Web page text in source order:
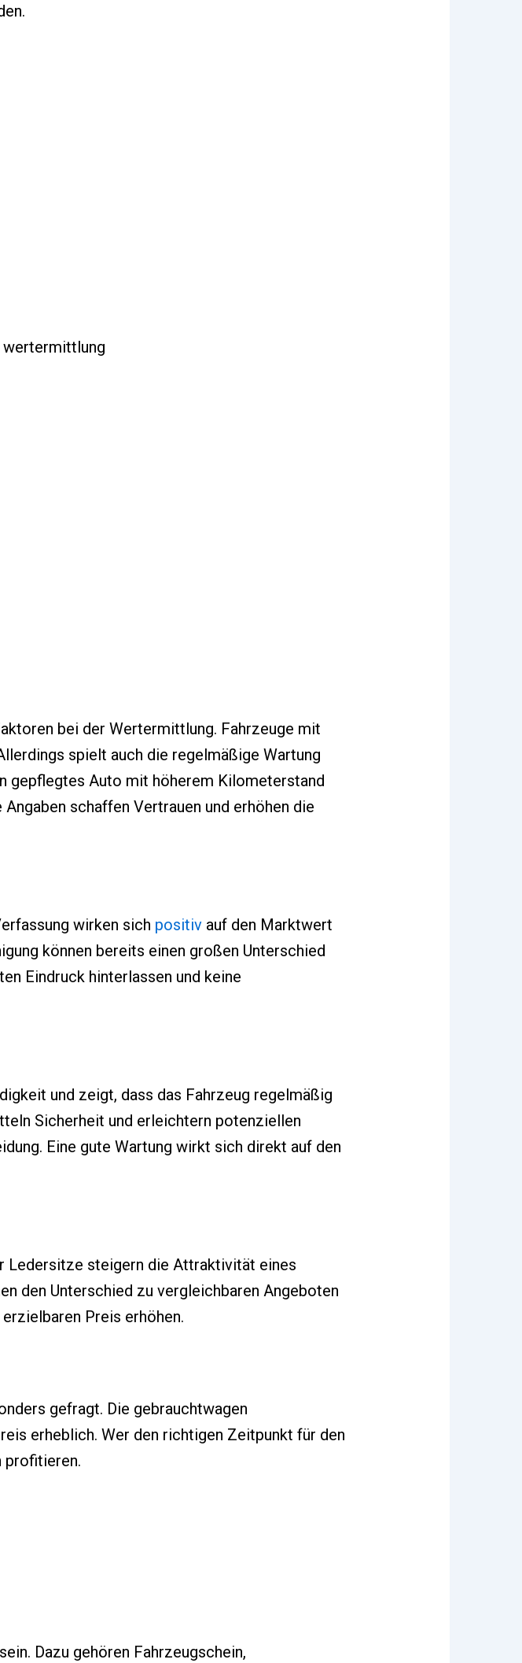
wertermittlung
bei der Wertermittlung. Fahrzeuge mit
spielt auch die regelmäßige Wartung
gepflegtes Auto mit höherem Kilometerstand
schaffen Vertrauen und erhöhen die
wirken sich positiv auf den Marktwert
können bereits einen großen Unterschied
Eindruck hinterlassen und keine
und zeigt, dass das Fahrzeug regelmäßig
Sicherheit und erleichtern potenziellen
Eine gute Wartung wirkt sich direkt auf den
Ledersitze steigern die Attraktivität eines
den Unterschied zu vergleichbaren Angeboten
Preis erhöhen.
gefragt. Die gebrauchtwagen
erheblich. Wer den richtigen Zeitpunkt für den
profitieren.
Dazu gehören Fahrzeugschein,